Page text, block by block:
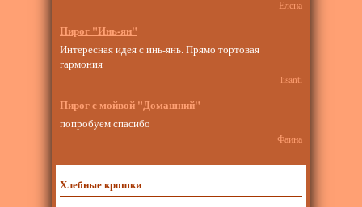
Елена
Пирог "Инь-ян"
Интересная идея с инь-янь. Прямо тортовая
гармония
lisanti
Пирог с мойвой "Домашний"
попробуем спасибо
Фаина
Хлебные крошки